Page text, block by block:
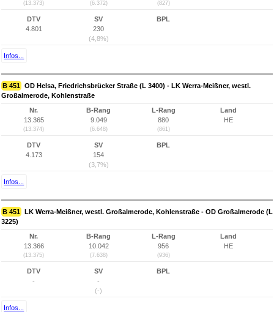
(13.373) (6.372) (827)
DTV
4.801
SV
230
(4,8%)
BPL
Infos...
B 451 OD Helsa, Friedrichsbrücker Straße (L 3400) - LK Werra-Meißner, westl.
Großalmerode, Kohlenstraße
Nr.
13.365
(13.374)
B-Rang
9.049
(6.648)
L-Rang
880
(861)
Land
HE
DTV
4.173
SV
154
(3,7%)
BPL
Infos...
B 451 LK Werra-Meißner, westl. Großalmerode, Kohlenstraße - OD Großalmerode (L
3225)
Nr.
13.366
(13.375)
B-Rang
10.042
(7.638)
L-Rang
956
(936)
Land
HE
DTV
-
SV
-
(-)
BPL
Infos...